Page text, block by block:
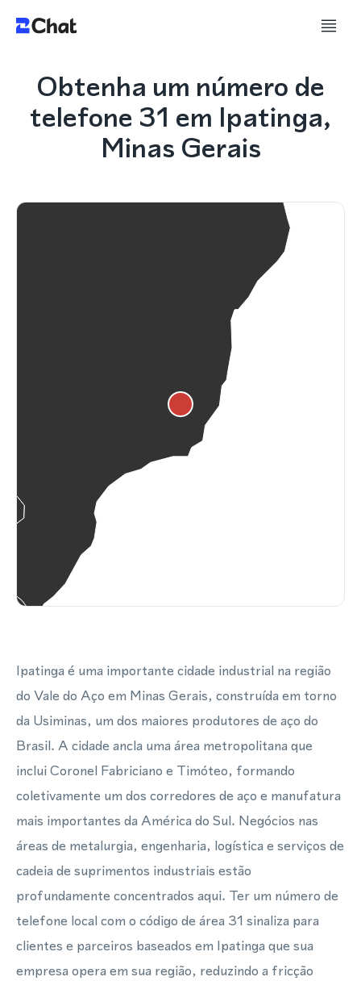
Obtenha um número de
telefone 31 em Ipatinga,
Minas Gerais
Ipatinga é uma importante cidade industrial na região
do Vale do Aço em Minas Gerais, construída em torno
da Usiminas, um dos maiores produtores de aço do
Brasil. A cidade ancla uma área metropolitana que
inclui Coronel Fabriciano e Timóteo, formando
coletivamente um dos corredores de aço e manufatura
mais importantes da América do Sul. Negócios nas
áreas de metalurgia, engenharia, logística e serviços de
cadeia de suprimentos industriais estão
profundamente concentrados aqui. Ter um número de
telefone local com o código de área 31 sinaliza para
clientes e parceiros baseados em Ipatinga que sua
empresa opera em sua região, reduzindo a fricção